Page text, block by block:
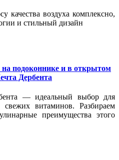
качества воздуха комплексно,
и стильный дизайн
подоконнике и в открытом
Дербента
— идеальный выбор для
свежих витаминов. Разбираем
преимущества этого